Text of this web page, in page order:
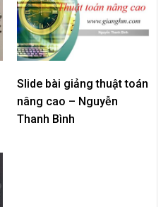
Slide bài giảng thuật toán
nâng cao – Nguyễn
Thanh Bình